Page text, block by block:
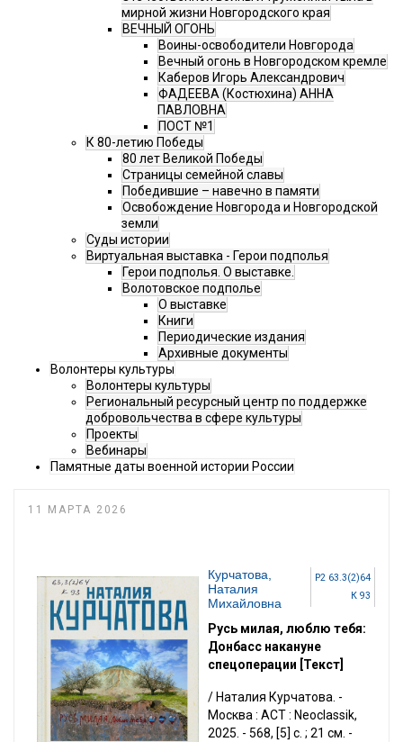
мирной жизни Новгородского края
ВЕЧНЫЙ ОГОНЬ
Воины-освободители Новгорода
Вечный огонь в Новгородском кремле
Каберов Игорь Александрович
ФАДЕЕВА (Костюхина) АННА
ПАВЛОВНА
ПОСТ №1
К 80-летию Победы
80 лет Великой Победы
Страницы семейной славы
Победившие – навечно в памяти
Освобождение Новгорода и Новгородской
земли
Суды истории
Виртуальная выставка - Герои подполья
Герои подполья. О выставке.
Волотовское подполье
О выставке
Книги
Периодические издания
Архивные документы
Волонтеры культуры
Волонтеры культуры
Региональный ресурсный центр по поддержке
добровольчества в сфере культуры
Проекты
Вебинары
Памятные даты военной истории России
11 МАРТА 2026
Р2 63.3(2)64
К 93
Курчатова,
Наталия
Михайловна
Русь милая, люблю тебя:
Донбасс накануне
спецоперации [Текст]
/ Наталия Курчатова. -
Москва : АСТ : Neoclassik,
2025. - 568, [5] с. ; 21 см. -